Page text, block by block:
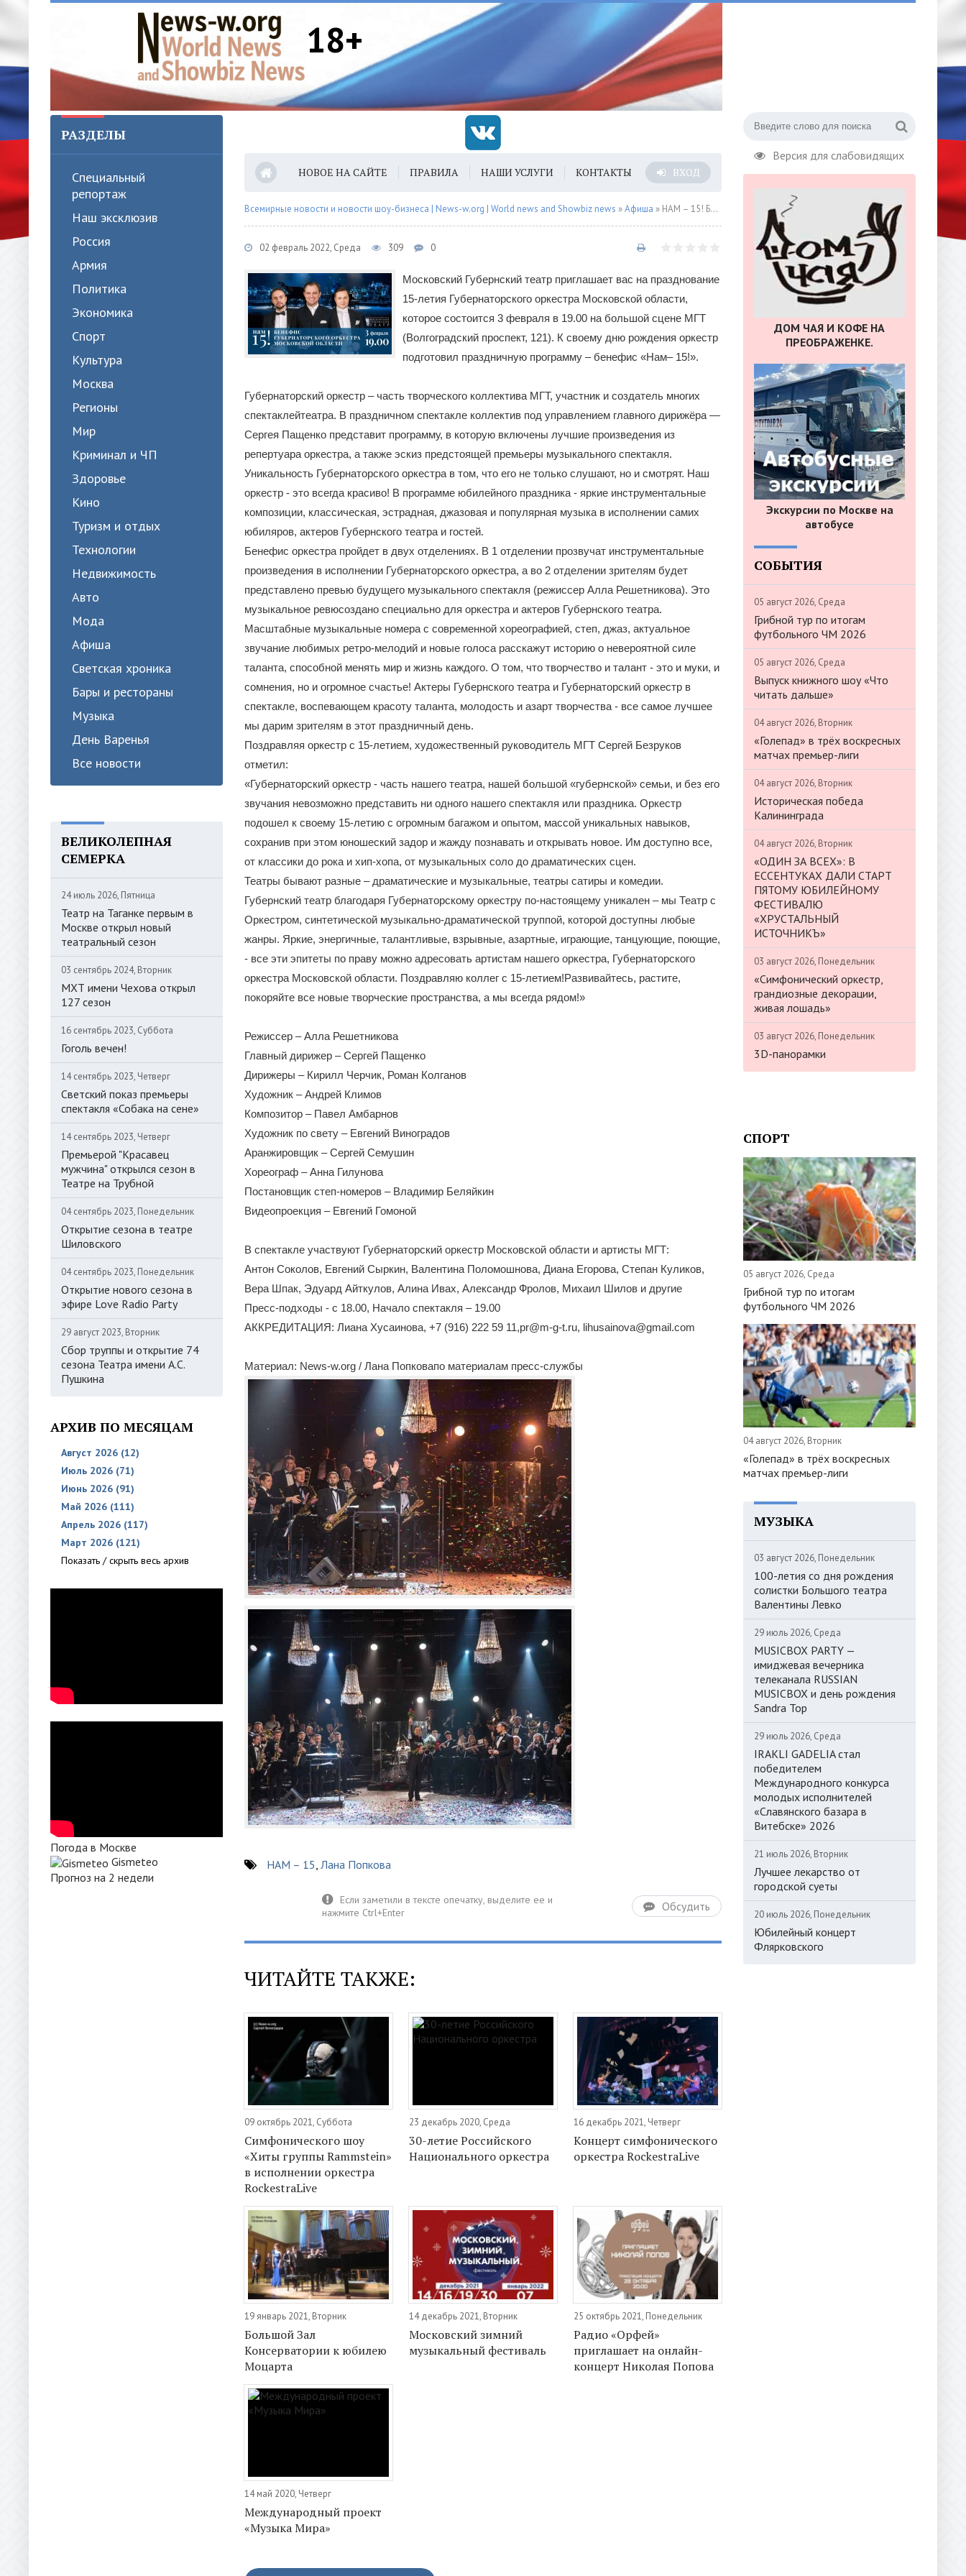
18+
Версия для слабовидящих
РАЗДЕЛЫ
Специальный
репортаж
Наш эксклюзив
Россия
Армия
Политика
Экономика
Спорт
Культура
Москва
Регионы
Мир
Криминал и ЧП
Здоровье
Кино
Туризм и отдых
Технологии
Недвижимость
Авто
Мода
Афиша
Светская хроника
Бары и рестораны
Музыка
День Варенья
Все новости
ВЕЛИКОЛЕПНАЯ
СЕМЕРКА
24 июль 2026, Пятница
Театр на Таганке первым в
Москве открыл новый
театральный сезон
03 сентябрь 2024, Вторник
МХТ имени Чехова открыл
127 сезон
16 сентябрь 2023, Суббота
Гоголь вечен!
14 сентябрь 2023, Четверг
Светский показ премьеры
спектакля «Собака на сене»
14 сентябрь 2023, Четверг
Премьерой "Красавец
мужчина" открылся сезон в
Театре на Трубной
04 сентябрь 2023, Понедельник
Открытие сезона в театре
Шиловского
04 сентябрь 2023, Понедельник
Открытие нового сезона в
эфире Love Radio Party
29 август 2023, Вторник
Сбор труппы и открытие 74
сезона Театра имени А.С.
Пушкина
АРХИВ ПО МЕСЯЦАМ
Август 2026 (12)
Июль 2026 (71)
Июнь 2026 (91)
Май 2026 (111)
Апрель 2026 (117)
Март 2026 (121)
Показать / скрыть весь архив
Погода в Москве
Gismeteo
Прогноз на 2 недели
НОВОЕ НА САЙТЕ ПРАВИЛА НАШИ УСЛУГИ КОНТАКТЫ ВХОД
Всемирные новости и новости шоу-бизнеса | News-w.org | World news and Showbiz news »Афиша » НАМ – 15! Бенефис Губернаторского оркестра МО
02 февраль 2022, Среда 309 0
Московский Губернский театр приглашает вас на празднование
15-летия Губернаторского оркестра Московской области,
которое состоится 3 февраля в 19.00 на большой сцене МГТ
(Волгоградский проспект, 121). К своему дню рождения оркестр
подготовил праздничную программу – бенефис «Нам– 15!».
Губернаторский оркестр – часть творческого коллектива МГТ, участник и создатель многих
спектаклейтеатра. В праздничном спектакле коллектив под управлением главного дирижёра —
Сергея Пащенко представит программу, в которую включены лучшие произведения из
репертуара оркестра, а также эскиз предстоящей премьеры музыкального спектакля.
Уникальность Губернаторского оркестра в том, что его не только слушают, но и смотрят. Наш
оркестр - это всегда красиво! В программе юбилейного праздника - яркие инструментальные
композиции, классическая, эстрадная, джазовая и популярная музыка в исполнении самих
юбиляров, актеров Губернского театра и гостей.
Бенефис оркестра пройдет в двух отделениях. В 1 отделении прозвучат инструментальные
произведения в исполнении Губернаторского оркестра, а во 2 отделении зрителям будет
представлено превью будущего музыкального спектакля (режиссер Алла Решетникова). Это
музыкальное ревюсоздано специально для оркестра и актеров Губернского театра.
Масштабные музыкальные номера с современной хореографией, степ, джаз, актуальное
звучание любимых ретро-мелодий и новые голоса расскажут историю о невероятной силе
таланта, способной менять мир и жизнь каждого. О том, что творчество и талант - это и муки, и
сомнения, но и огромное счастье! Актеры Губернского театра и Губернаторский оркестр в
спектакле, воспевающем красоту таланта, молодость и азарт творчества - все самое лучшее
мы дарим зрителям в этот праздничный день.
Поздравляя оркестр с 15-летием, художественный руководитель МГТ Сергей Безруков
отметил:
«Губернаторский оркестр - часть нашего театра, нашей большой «губернской» семьи, и без его
звучания невозможно представить ни одного нашего спектакля или праздника. Оркестр
подошел к своему 15-летию с огромным багажом и опытом, массой уникальных навыков,
сохранив при этом юношеский задор и жажду познавать и открывать новое. Им доступно все,
от классики до рока и хип-хопа, от музыкальных соло до драматических сцен.
Театры бывают разные – драматические и музыкальные, театры сатиры и комедии.
Губернский театр благодаря Губернаторскому оркестру по-настоящему уникален – мы Театр с
Оркестром, синтетической музыкально-драматической труппой, которой доступны любые
жанры. Яркие, энергичные, талантливые, взрывные, азартные, играющие, танцующие, поющие,
- все эти эпитеты по праву можно адресовать артистам нашего оркестра, Губернаторского
оркестра Московской области. Поздравляю коллег с 15-летием!Развивайтесь, растите,
покоряйте все новые творческие пространства, а мы всегда рядом!»
Режиссер – Алла Решетникова
Главный дирижер – Сергей Пащенко
Дирижеры – Кирилл Черчик, Роман Колганов
Художник – Андрей Климов
Композитор – Павел Амбарнов
Художник по свету – Евгений Виноградов
Аранжировщик – Сергей Семушин
Хореограф – Анна Гилунова
Постановщик степ-номеров – Владимир Беляйкин
Видеопроекция – Евгений Гомоной
В спектакле участвуют Губернаторский оркестр Московской области и артисты МГТ:
Антон Соколов, Евгений Сыркин, Валентина Поломошнова, Диана Егорова, Степан Куликов,
Вера Шпак, Эдуард Айткулов, Алина Ивах, Александр Фролов, Михаил Шилов и другие
Пресс-подходы - с 18.00, Начало спектакля – 19.00
АККРЕДИТАЦИЯ: Лиана Хусаинова, +7 (916) 222 59 11,pr@m-g-t.ru, lihusainova@gmail.com
Материал: News-w.org / Лана Попковапо материалам пресс-службы
НАМ – 15, Лана Попкова
Обсудить
ЧИТАЙТЕ ТАКЖЕ:
09 октябрь 2021, Суббота
Симфонического шоу
«Хиты группы Rammstein»
в исполнении оркестра
RockestraLive
23 декабрь 2020, Среда
30-летие Российского
Национального оркестра
16 декабрь 2021, Четверг
Концерт симфонического
оркестра RockestraLive
19 январь 2021, Вторник
Большой Зал
Консерватории к юбилею
Моцарта
14 декабрь 2021, Вторник
Московский зимний
музыкальный фестиваль
25 октябрь 2021, Понедельник
Радио «Орфей»
приглашает на онлайн-
концерт Николая Попова
14 май 2020, Четверг
Международный проект
«Музыка Мира»
ДОМ ЧАЯ И КОФЕ НА
ПРЕОБРАЖЕНКЕ.
Экскурсии по Москве на
автобусе
СОБЫТИЯ
05 август 2026, Среда
Грибной тур по итогам
футбольного ЧМ 2026
05 август 2026, Среда
Выпуск книжного шоу «Что
читать дальше»
04 август 2026, Вторник
«Голепад» в трёх воскресных
матчах премьер-лиги
04 август 2026, Вторник
Историческая победа
Калининграда
04 август 2026, Вторник
«ОДИН ЗА ВСЕХ»: В
ЕССЕНТУКАХ ДАЛИ СТАРТ
ПЯТОМУ ЮБИЛЕЙНОМУ
ФЕСТИВАЛЮ
«ХРУСТАЛЬНЫЙ
ИСТОЧНИКЪ»
03 август 2026, Понедельник
«Симфонический оркестр,
грандиозные декорации,
живая лошадь»
03 август 2026, Понедельник
3D-панорамки
СПОРТ
05 август 2026, Среда
Грибной тур по итогам
футбольного ЧМ 2026
04 август 2026, Вторник
«Голепад» в трёх воскресных
матчах премьер-лиги
МУЗЫКА
03 август 2026, Понедельник
100-летия со дня рождения
солистки Большого театра
Валентины Левко
29 июль 2026, Среда
MUSICBOX PARTY —
имиджевая вечерника
телеканала RUSSIAN
MUSICBOX и день рождения
Sandra Top
29 июль 2026, Среда
IRAKLI GADELIA стал
победителем
Международного конкурса
молодых исполнителей
«Славянского базара в
Витебске» 2026
21 июль 2026, Вторник
Лучшее лекарство от
городской суеты
20 июль 2026, Понедельник
Юбилейный концерт
Флярковского